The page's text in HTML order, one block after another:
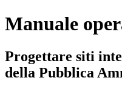
Manuale
Progettare siti
della Pubblica